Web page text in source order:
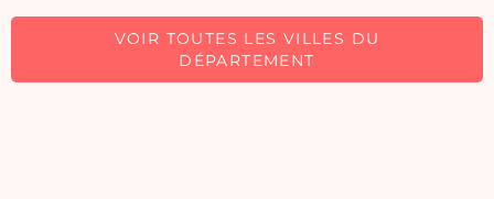
VOIR TOUTES LES VILLES DU
DÉPARTEMENT